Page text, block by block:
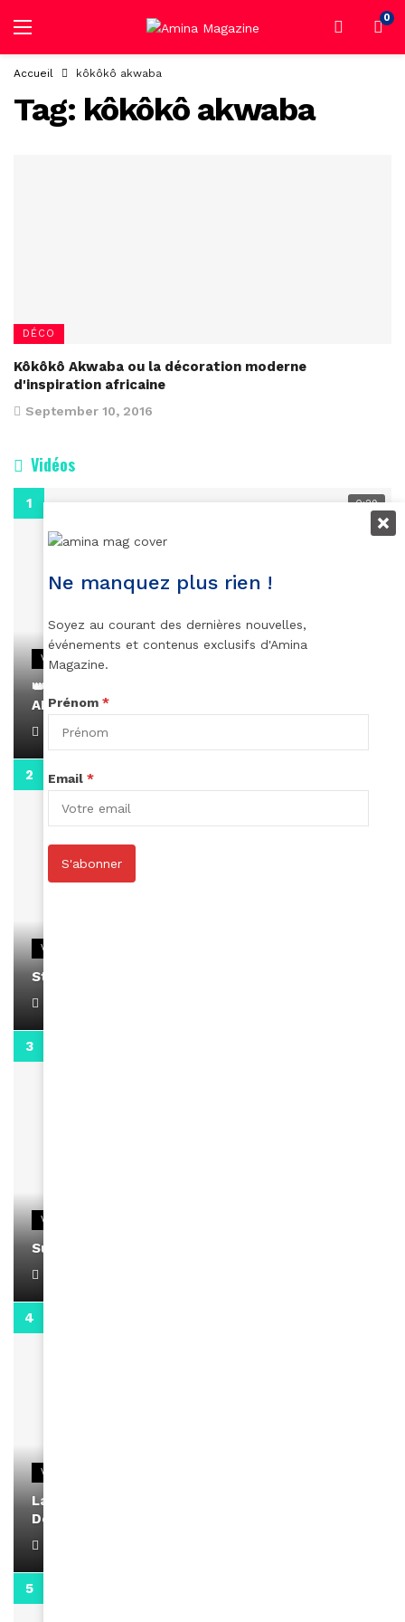
0
Accueil kôkôkô akwaba
Tag: kôkôkô akwaba
DÉCO
Kôkôkô Akwaba ou la décoration moderne
d'inspiration africaine
September 10, 2016
Vidéos
0:29
VIDEOS
👑 Remerciements à Ayden pour son message sur
AMINA, le Magazine de la Femme
April 1, 2022
VIDEOS
Stacy passe un message
VIDEOS
Support Black Business Wee-kend
VIDEOS
La rubrique santé speciale coronavirus du
Docteur Makanda
Ne manquez plus rien !
Soyez au courant des dernières nouvelles,
événements et contenus exclusifs d'Amina
Magazine.
Prénom *
Email *
S'abonner